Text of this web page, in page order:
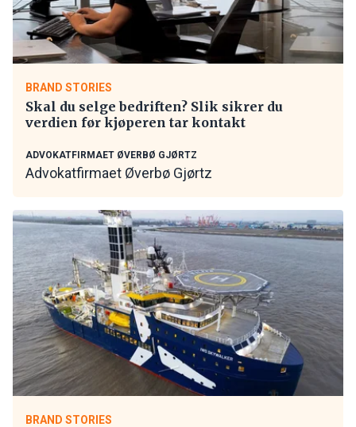
BRAND STORIES
Skal du selge bedriften? Slik sikrer du
verdien før kjøperen tar kontakt
ADVOKATFIRMAET ØVERBØ GJØRTZ
Advokatfirmaet Øverbø Gjørtz
BRAND STORIES